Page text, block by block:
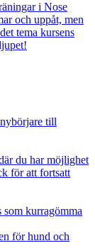
i Nose
och uppåt, men
tema kursens
till
du har möjlighet
för att fortsatt
som kurragömma
för hund och